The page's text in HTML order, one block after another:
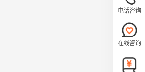
电话咨询
在线咨询